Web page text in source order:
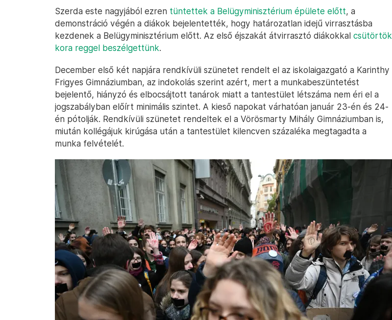
Szerda este nagyjából ezren tüntettek a Belügyminisztérium épülete előtt, a
demonstráció végén a diákok bejelentették, hogy határozatlan idejű virrasztásba
kezdenek a Belügyminisztérium előtt. Az első éjszakát átvirrasztó diákokkal csütörtök
kora reggel beszélgettünk.
December első két napjára rendkívüli szünetet rendelt el az iskolaigazgató a Karinthy
Frigyes Gimnáziumban, az indokolás szerint azért, mert a munkabeszüntetést
bejelentő, hiányzó és elbocsájtott tanárok miatt a tantestület létszáma nem éri el a
jogszabályban előírt minimális szintet. A kieső napokat várhatóan január 23-én és 24-
én pótolják. Rendkívüli szünetet rendeltek el a Vörösmarty Mihály Gimnáziumban is,
miután kollégájuk kirúgása után a tantestület kilencven százaléka megtagadta a
munka felvételét.